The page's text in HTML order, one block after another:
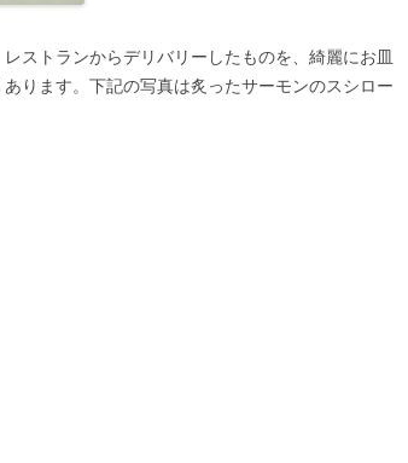
ストランからデリバリーしたものを、綺麗にお皿
ります。下記の写真は炙ったサーモンのスシロー